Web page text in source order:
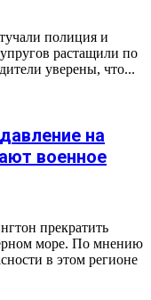
полиция и
растащили по
уверены, что...
на
военное
прекратить
море. По мнению
в этом регионе